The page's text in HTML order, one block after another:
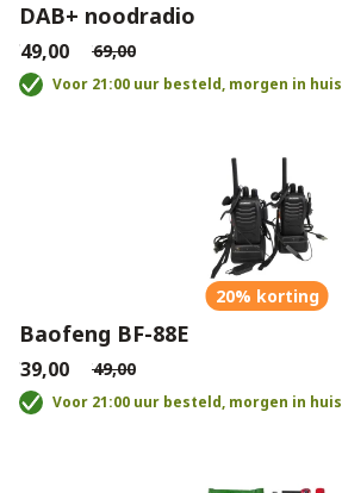
DAB+ noodradio
€49,00 €69,00
Voor 21:00 uur besteld, morgen in huis
20% korting
Baofeng BF-88E
€39,00 €49,00
Voor 21:00 uur besteld, morgen in huis